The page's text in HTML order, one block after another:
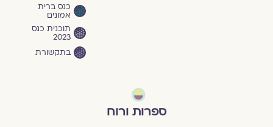
כנס ברית
אמונים
תוכנית כנס
2023
בתקשורת
ספרות ורוח